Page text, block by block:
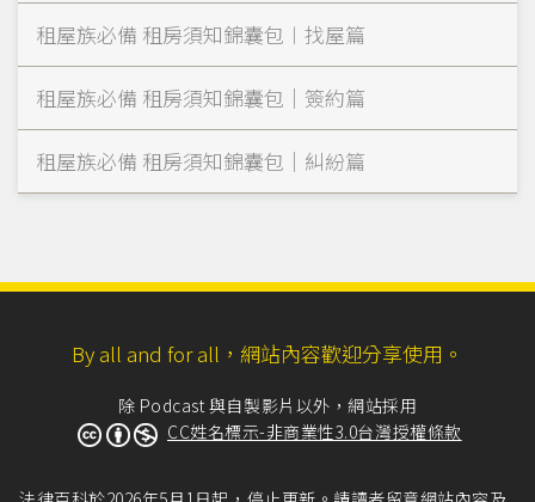
租屋族必備 租房須知錦囊包︱找屋篇
租屋族必備 租房須知錦囊包｜簽約篇
租屋族必備 租房須知錦囊包｜糾紛篇
By all and for all，網站內容歡迎分享使用。
除 Podcast 與自製影片以外，網站採用
CC姓名標示-非商業性3.0台灣授權條款